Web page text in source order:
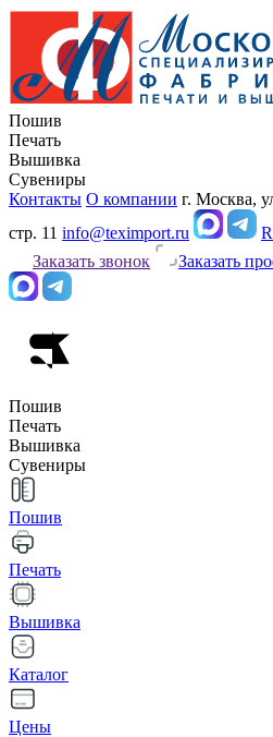
Пошив
Печать
Вышивка
Сувениры
Контакты О компании г. Москва,
стр. 11 info@teximport.ru
Заказать звонок
Заказать
Пошив
Печать
Вышивка
Сувениры
Пошив
Печать
Вышивка
Каталог
Цены